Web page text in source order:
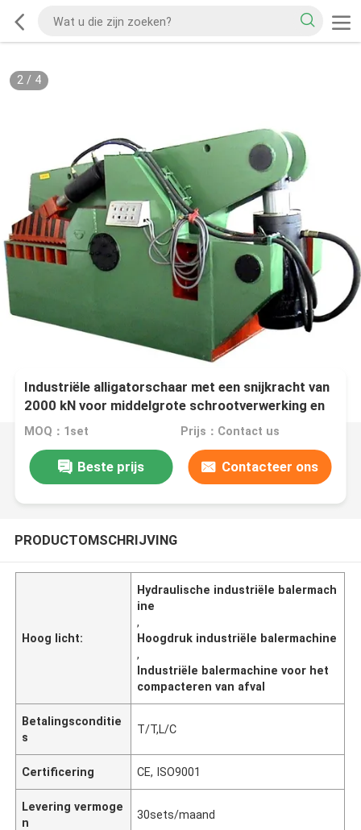
2/ 4
Industriële alligatorschaar met een snijkracht van
2000 kN voor middelgrote schrootverwerking en
recyclingwerfverwerking
MOQ：1set Prijs：Contact us
Beste prijs Contacteer ons
PRODUCTOMSCHRIJVING
Hoog licht:
Hydraulische industriële balermach
ine
,
Hoogdruk industriële balermachine
,
Industriële balermachine voor het
compacteren van afval
Betalingsconditie
s
T/T,L/C
Certificering CE, ISO9001
Levering vermoge
n
30sets/maand